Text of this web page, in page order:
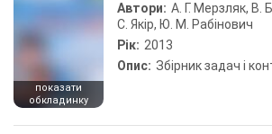
показати
обкладинку
Автори: А. Г. Мерзляк, В.
С. Якір, Ю. М. Рабінович
Рік: 2013
Опис: Збірник задач і